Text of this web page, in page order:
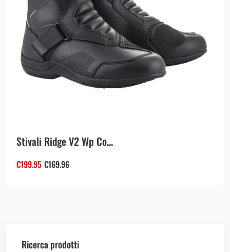
Stivali Ridge V2 Wp Co...
€199.95 €169.96
Ricerca prodotti